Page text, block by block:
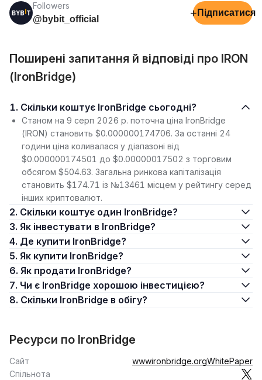
Followers
@bybit_official
+ Підписатися
Поширені запитання й відповіді про IRON
(IronBridge)
1. Скільки коштує IronBridge сьогодні?
Станом на 9 серп 2026 р. поточна ціна IronBridge
(IRON) становить $0.000000174706. За останні 24
години ціна коливалася у діапазоні від
$0.000000174501 до $0.00000017502 з торговим
обсягом $504.63. Загальна ринкова капіталізація
становить $174.71 із №13461 місцем у рейтингу серед
інших криптовалют.
2. Скільки коштує один IronBridge?
3. Як інвестувати в IronBridge?
4. Де купити IronBridge?
5. Як купити IronBridge?
6. Як продати IronBridge?
7. Чи є IronBridge хорошою інвестицією?
8. Скільки IronBridge в обігу?
Ресурси по IronBridge
Сайт wwwironbridge.orgWhitePaper
Спільнота